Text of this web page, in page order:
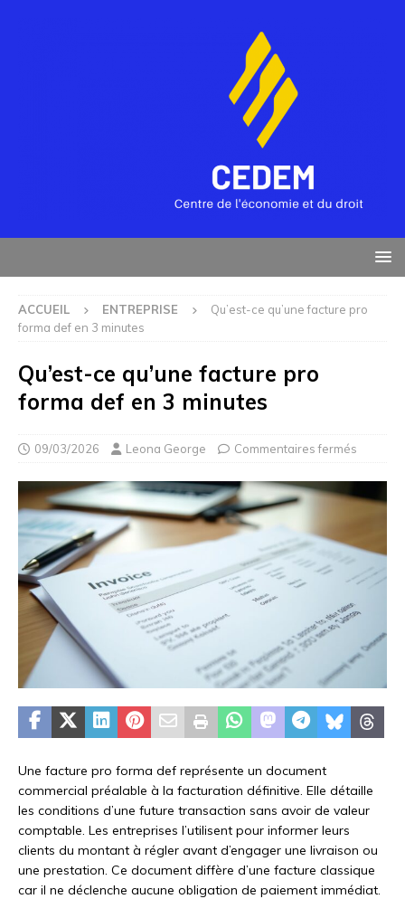
ACCUEIL ENTREPRISE
Qu’est-ce qu’une facture pro
forma def en 3 minutes
Qu’est-ce qu’une facture pro
forma def en 3 minutes
09/03/2026 Leona George Commentaires fermés
Une facture pro forma def représente un document
commercial préalable à la facturation définitive. Elle détaille
les conditions d’une future transaction sans avoir de valeur
comptable. Les entreprises l’utilisent pour informer leurs
clients du montant à régler avant d’engager une livraison ou
une prestation. Ce document diffère d’une facture classique
car il ne déclenche aucune obligation de paiement immédiat.